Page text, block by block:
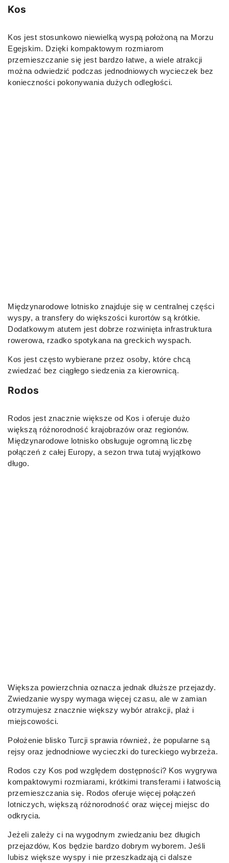
Kos
Kos jest stosunkowo niewielką wyspą położoną na Morzu
Egejskim. Dzięki kompaktowym rozmiarom
przemieszczanie się jest bardzo łatwe, a wiele atrakcji
można odwiedzić podczas jednodniowych wycieczek bez
konieczności pokonywania dużych odległości.
Międzynarodowe lotnisko znajduje się w centralnej części
wyspy, a transfery do większości kurortów są krótkie.
Dodatkowym atutem jest dobrze rozwinięta infrastruktura
rowerowa, rzadko spotykana na greckich wyspach.
Kos jest często wybierane przez osoby, które chcą
zwiedzać bez ciągłego siedzenia za kierownicą.
Rodos
Rodos jest znacznie większe od Kos i oferuje dużo
większą różnorodność krajobrazów oraz regionów.
Międzynarodowe lotnisko obsługuje ogromną liczbę
połączeń z całej Europy, a sezon trwa tutaj wyjątkowo
długo.
Większa powierzchnia oznacza jednak dłuższe przejazdy.
Zwiedzanie wyspy wymaga więcej czasu, ale w zamian
otrzymujesz znacznie większy wybór atrakcji, plaż i
miejscowości.
Położenie blisko Turcji sprawia również, że popularne są
rejsy oraz jednodniowe wycieczki do tureckiego wybrzeża.
Rodos czy Kos pod względem dostępności? Kos wygrywa
kompaktowymi rozmiarami, krótkimi transferami i łatwością
przemieszczania się. Rodos oferuje więcej połączeń
lotniczych, większą różnorodność oraz więcej miejsc do
odkrycia.
Jeżeli zależy ci na wygodnym zwiedzaniu bez długich
przejazdów, Kos będzie bardzo dobrym wyborem. Jeśli
lubisz większe wyspy i nie przeszkadzają ci dalsze